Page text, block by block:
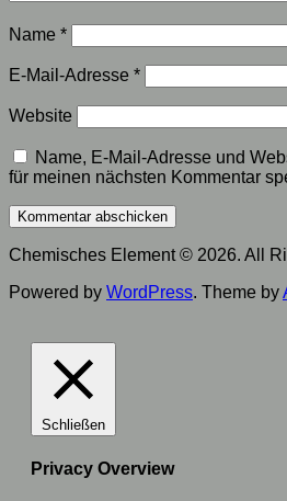
Name *
E-Mail-Adresse *
Website
Name, E-Mail-Adresse und
für meinen nächsten Kommentar
Chemisches Element © 2026. All
Powered by WordPress. Theme by
Schließen
Privacy Overview